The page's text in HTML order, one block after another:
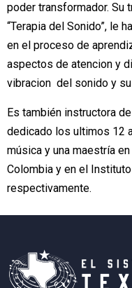
poder transformador. Su
“Terapia del Sonido”, le
en el proceso de
aspectos de atencion y
vibracion del sonido y su
Es también instructora
dedicado los ultimos 12
música y una maestría
Colombia y en el
respectivamente.